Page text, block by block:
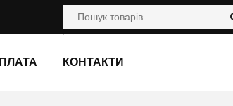
КОНТАКТИ